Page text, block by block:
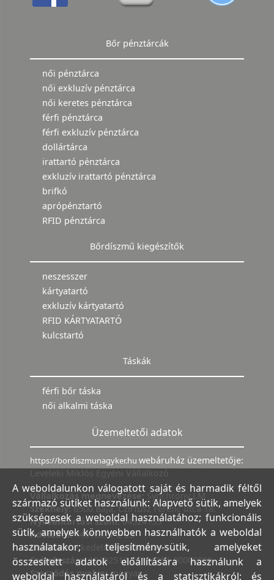
Bőr pénztárcák
női pénztárca
női exkluzív pénztárca
női keretes pénztárca
férfi pénztárca
férfi exkluzív pénztárca
dollártárca
irattartó pénztárca
exkluzív irattartó pénztárca
brifkó
aprópénztartó
RFID pénztárca
Bőrdíszmű kiegészítők
neszesszer
kártyatartó
exkluzív kártyatartó
RFID KÁRTYATARTÓ
kulcstartó
Táskák
férfi bőr táska
női alkalmi táska
Üzemeltetői adatok
https://bordiszmunagyker.hu webáruház üzemeltetője:
Leveleki Miklós Egyéni Vállalkozó
Vállalkozás megnevezése: Synchrony LM
Székhely:6500 Baja, Czirfusz Ferenc utca 18.
Nyilvántartási szám:04524155
Adószám:44018371-2-23
Bank:Kereskedelmi és Hitelbank
Számlaszám:10402513-25154254-00000000
Szerződés nyelve:magyar
A weboldalunkon válogatott saját és harmadik féltől
származó sütiket használunk: Alapvető sütik, amelyek
szükségesek a weboldal használatához; funkcionális
sütik, amelyek könnyebben használhatók a weboldal
használatakor; teljesítmény-sütik, amelyeket
összesített adatok előállítására használunk a
weboldal használatáról és a statisztikákról; és